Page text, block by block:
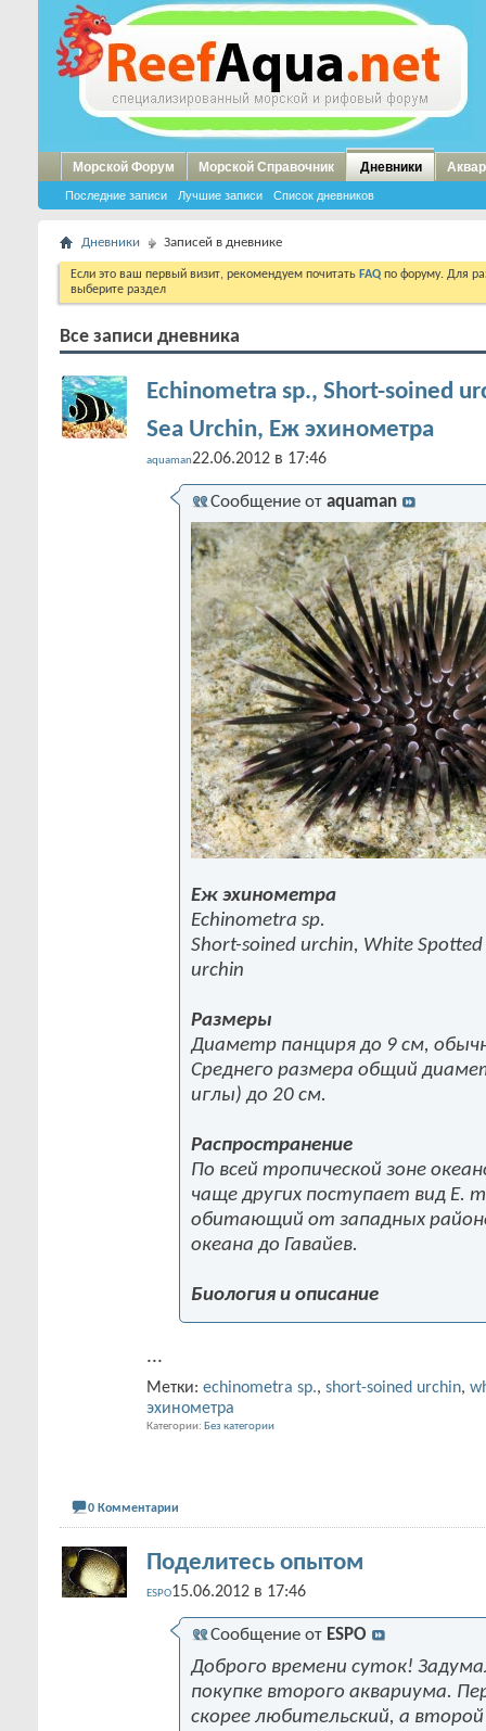
Морской Форум Морской Справочник Дневники
Последние записи Лучшие записи Список дневников
Дневники Записей в дневнике
Если это ваш первый визит, рекомендуем почитать FAQ по форуму. Для
выберите раздел
Все записи дневника
Echinometra sp., Short-soined
Sea Urchin, Еж эхинометра
aquaman22.06.2012 в 17:46
Сообщение от aquaman
Еж эхинометра
Echinometra sp.
Short-soined urchin, White Spotted
urchin
Размеры
Диаметр панциря до 9 см,
Среднего размера общий
иглы) до 20 см.
Распространение
По всей тропической зоне
чаще других поступает вид E.
обитающий от западных
океана до Гавайев.
Биология и описание
...
Метки: echinometra sp., short-soined urchin,
эхинометра
Категории Без категории
0 Комментарии
Поделитесь опытом
ESPO15.06.2012 в 17:46
Сообщение от ESPO
Доброго времени суток!
покупке второго аквариума.
скорее любительский, а